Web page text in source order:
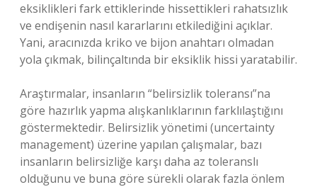
eksiklikleri fark ettiklerinde hissettikleri rahatsızlık
ve endişenin nasıl kararlarını etkilediğini açıklar.
Yani, aracınızda kriko ve bijon anahtarı olmadan
yola çıkmak, bilinçaltında bir eksiklik hissi yaratabilir.
Araştırmalar, insanların “belirsizlik toleransı”na
göre hazırlık yapma alışkanlıklarının farklılaştığını
göstermektedir. Belirsizlik yönetimi (uncertainty
management) üzerine yapılan çalışmalar, bazı
insanların belirsizliğe karşı daha az toleranslı
olduğunu ve buna göre sürekli olarak fazla önlem